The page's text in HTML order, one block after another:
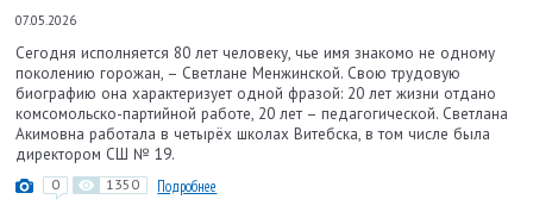
07.05.2026
Сегодня исполняется 80 лет человеку, чье имя знакомо не одному
поколению горожан, – Светлане Менжинской. Свою трудовую
биографию она характеризует одной фразой: 20 лет жизни отдано
комсомольско-партийной работе, 20 лет – педагогической. Светлана
Акимовна работала в четырёх школах Витебска, в том числе была
директором СШ № 19.
0 1350 Подробнее